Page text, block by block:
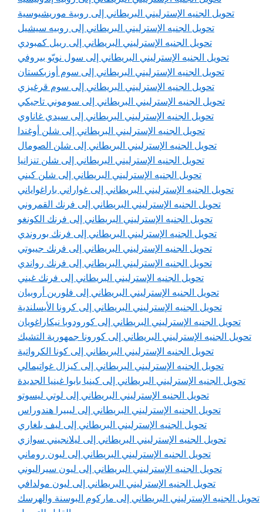
تحويل الجنيه الإسترليني البريطاني إلى روبية موريشيوسية
تحويل الجنيه الإسترليني البريطاني إلى روبيه سيشيل
تحويل الجنيه الإسترليني البريطاني إلى رييل كمبودي
تحويل الجنيه الإسترليني البريطاني إلى سول نويّو بيروفي
تحويل الجنيه الإسترليني البريطاني إلى سوم أوزبكستان
تحويل الجنيه الإسترليني البريطاني إلى سوم قرغيزي
تحويل الجنيه الإسترليني البريطاني إلى سوموني تاجيكي
تحويل الجنيه الإسترليني البريطاني إلى سيدي غاناوي
تحويل الجنيه الإسترليني البريطاني إلى شلن أوغندا
تحويل الجنيه الإسترليني البريطاني إلى شلن الصومال
تحويل الجنيه الإسترليني البريطاني إلى شلن تنزانيا
تحويل الجنيه الإسترليني البريطاني إلى شلن كيني
تحويل الجنيه الإسترليني البريطاني إلى غواراني باراغواياني
تحويل الجنيه الإسترليني البريطاني إلى فرنك القمروني
تحويل الجنيه الإسترليني البريطاني إلى فرنك الكونغو
تحويل الجنيه الإسترليني البريطاني إلى فرنك بوروندي
تحويل الجنيه الإسترليني البريطاني إلى فرنك جيبوتي
تحويل الجنيه الإسترليني البريطاني إلى فرنك رواندي
تحويل الجنيه الإسترليني البريطاني إلى فرنك غيني
تحويل الجنيه الإسترليني البريطاني إلى فلورين أروبيان
تحويل الجنيه الإسترليني البريطاني إلى كرونا الأيسلندية
تحويل الجنيه الإسترليني البريطاني إلى كورودوبا نيكاراغويان
تحويل الجنيه الإسترليني البريطاني إلى كورونا جمهورية التشيك
تحويل الجنيه الإسترليني البريطاني إلى كونا الكرواتية
تحويل الجنيه الإسترليني البريطاني إلى كيزال غواتيمالي
تحويل الجنيه الإسترليني البريطاني إلى كينيا بابوا غينيا الجديدة
تحويل الجنيه الإسترليني البريطاني إلى لوتي ليسوتو
تحويل الجنيه الإسترليني البريطاني إلى ليبيرا هندوراس
تحويل الجنيه الإسترليني البريطاني إلى ليف بلغاري
تحويل الجنيه الإسترليني البريطاني إلى ليلانجيني سوازي
تحويل الجنيه الإسترليني البريطاني إلى ليون روماني
تحويل الجنيه الإسترليني البريطاني إلى ليون سيراليوني
تحويل الجنيه الإسترليني البريطاني إلى ليون مولدافي
تحويل الجنيه الإسترليني البريطاني إلى ماركوم البوسنة والهرسك